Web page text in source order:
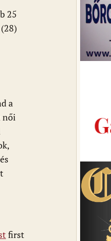
25
a
női
first